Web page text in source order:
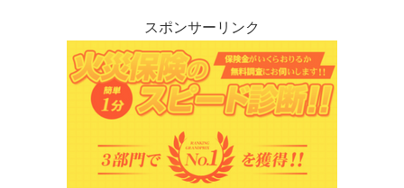
スポンサーリンク